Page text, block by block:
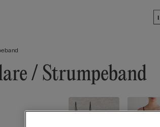
/ Strumpeband